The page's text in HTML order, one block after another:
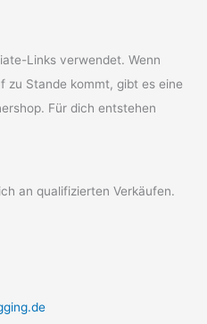
Links verwendet. Wenn
zu Stande kommt, gibt es eine
Für dich entstehen
an qualifizierten Verkäufen.